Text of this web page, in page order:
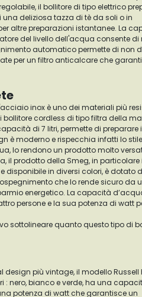
il bollitore di tipo elettrico
deliziosa tazza di tè da soli o in
altre preparazioni istantanee. La
del livello dell'acqua consente di
automatico permette di non
per un filtro anticalcare che
inox è uno dei materiali più
cordless di tipo filtra della
è moderno e rispecchia infatti lo stile
lo rendono un prodotto molto
il prodotto della Smeg, in
disponibile in diversi colori, è dotato
che lo rende sicuro da
energetico. La capacità
persone e la sua potenza di watt
sottolineare quanto questo tipo di
: nero, bianco e verde, ha una
potenza di watt che garantisce un